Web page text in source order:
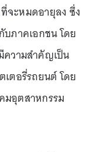
จะหมดอายุลง ซึ่ง
บภาคเอกชน โดย
ความสำคัญเป็น
เตอรี่รถยนต์ โดย
มอุตสาหกรรม